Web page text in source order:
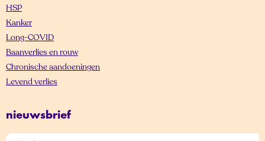
HSP
Kanker
Long-COVID
Baanverlies en rouw
Chronische aandoeningen
Levend verlies
nieuwsbrief